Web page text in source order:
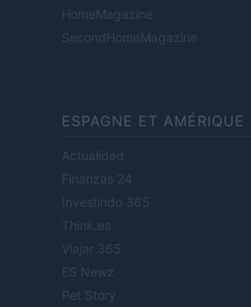
HomeMagazine
SecondHomeMagazine
ESPAGNE ET AMÉRIQUE
Actualidad
Finanzas 24
Investindo 365
Think.es
Viajar 365
ES Newz
Pet Story